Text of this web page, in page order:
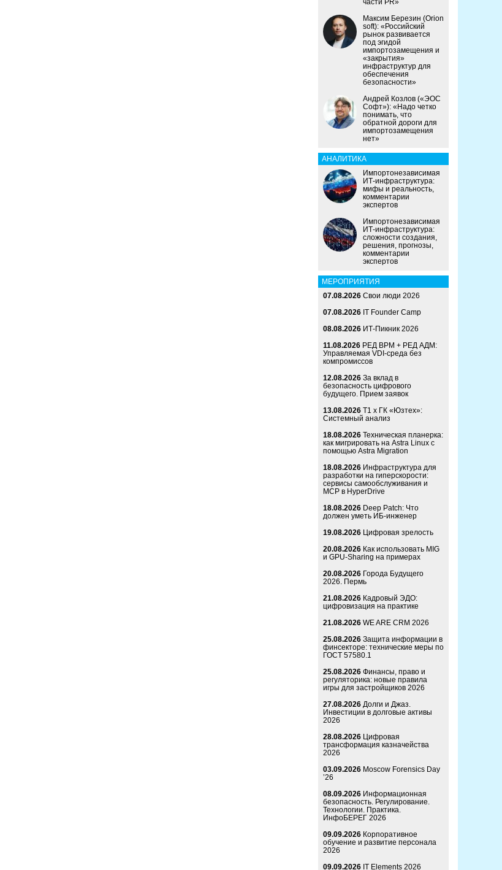
части PR»
Максим Березин (Orion
soft): «Российский
рынок развивается
под эгидой
импортозамещения и
«закрытия»
инфраструктур для
обеспечения
безопасности»
Андрей Козлов («ЭОС
Софт»): «Надо четко
понимать, что
обратной дороги для
импортозамещения
нет»
АНАЛИТИКА
Импортонезависимая
ИТ-инфраструктура:
мифы и реальность,
комментарии
экспертов
Импортонезависимая
ИТ-инфраструктура:
сложности создания,
решения, прогнозы,
комментарии
экспертов
МЕРОПРИЯТИЯ
07.08.2026 Свои люди 2026
07.08.2026 IT Founder Camp
08.08.2026 ИТ-Пикник 2026
11.08.2026 РЕД ВРМ + РЕД АДМ:
Управляемая VDI-среда без
компромиссов
12.08.2026 За вклад в
безопасность цифрового
будущего. Прием заявок
13.08.2026 Т1 x ГК «Юзтех»:
Системный анализ
18.08.2026 Техническая планерка:
как мигрировать на Astra Linux с
помощью Astra Migration
18.08.2026 Инфраструктура для
разработки на гиперскорости:
сервисы самообслуживания и
MCP в HyperDrive
18.08.2026 Deep Patch: Что
должен уметь ИБ-инженер
19.08.2026 Цифровая зрелость
20.08.2026 Как использовать MIG
и GPU-Sharing на примерах
20.08.2026 Города Будущего
2026. Пермь
21.08.2026 Кадровый ЭДО:
цифровизация на практике
21.08.2026 WE ARE CRM 2026
25.08.2026 Защита информации в
финсекторе: технические меры по
ГОСТ 57580.1
25.08.2026 Финансы, право и
регуляторика: новые правила
игры для застройщиков 2026
27.08.2026 Долги и Джаз.
Инвестиции в долговые активы
2026
28.08.2026 Цифровая
трансформация казначейства
2026
03.09.2026 Moscow Forensics Day
’26
08.09.2026 Информационная
безопасность. Регулирование.
Технологии. Практика.
ИнфоБЕРЕГ 2026
09.09.2026 Корпоративное
обучение и развитие персонала
2026
09.09.2026 IT Elements 2026